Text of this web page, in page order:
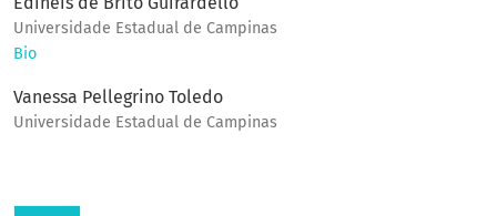
Universidade Estadual de Campinas
Bio
Vanessa Pellegrino Toledo
Universidade Estadual de Campinas